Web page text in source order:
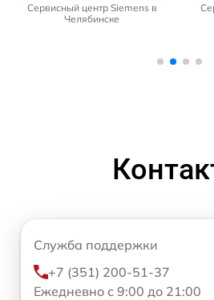
Сервисный центр Siemens в
Челябинске
Служба поддержки
+7 (351) 200-51-37
Ежедневно с 9:00 до 21:00